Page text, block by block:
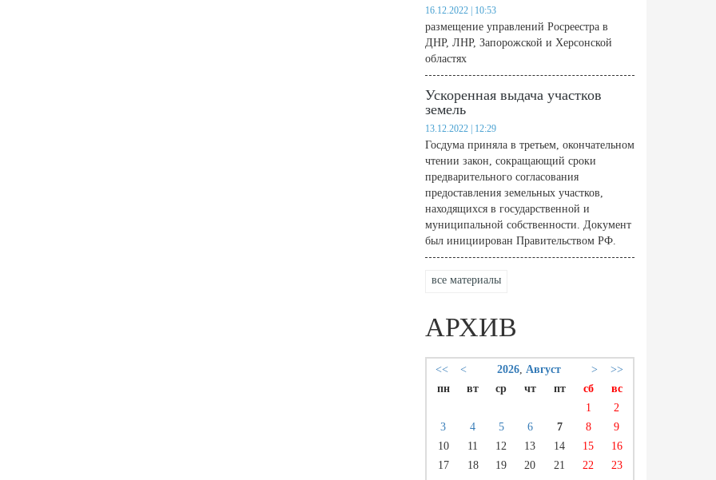
16.12.2022 | 10:53
размещение управлений Росреестра в
ДНР, ЛНР, Запорожской и Херсонской
областях
Ускоренная выдача участков
земель
13.12.2022 | 12:29
Госдума приняла в третьем, окончательном
чтении закон, сокращающий сроки
предварительного согласования
предоставления земельных участков,
находящихся в государственной и
муниципальной собственности. Документ
был инициирован Правительством РФ.
все материалы
АРХИВ
<< < 2026, Август >
>>
пн
вт ср чт пт сб
вс
1
2
3
4 5 6 7 8
9
10
11 12 13 14 15
16
17
18 19 20 21 22
23